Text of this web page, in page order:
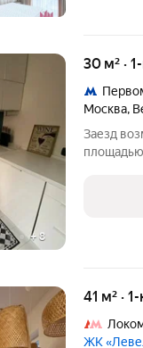
+ 8
30 м² ·
Москва,
Заезд
41 м² ·
ЖК